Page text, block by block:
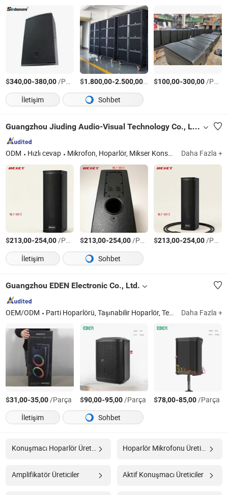
$340,00-380,00/Parça $1.800,00-2.500,00/Parça
$100,00-300,00/Parça
İletişim
Sohbet
Guangzhou Jiuding Audio-Visual Technology Co., Ltd.
ODM Hızlı cevap Mikrofon, Hoparlör, Mikser Konsolu, Güç Amplifikatörü, Yüksek Tanımlı Kamera, Ses İşlemci, Merkezi Kontrol Sistemi, Video Matris Sistemi Daha Fazla +
$213,00-254,00/Parça $213,00-254,00/Parça $213,00-254,00/Parça
İletişim
Sohbet
Guangzhou EDEN Electronic Co., Ltd.
OEM/ODM Parti Hoparlörü, Taşınabilir Hoparlör, Tekerlekli Hoparlör, Özel Kalıp Hoparlör, Bluetooth Hoparlör, Kablosuz Hoparlör, PA Hoparlör, Su Geçirmez Hoparlör, Ahşap Hoparlör Daha Fazla +
$31,00-35,00/Parça $90,00-95,00/Parça $78,00-85,00/Parça
İletişim
Sohbet
Hoparlör Mikrofonu Üreticiler
Amplifikatör Üreticiler Aktif Konuşmacı Üreticiler